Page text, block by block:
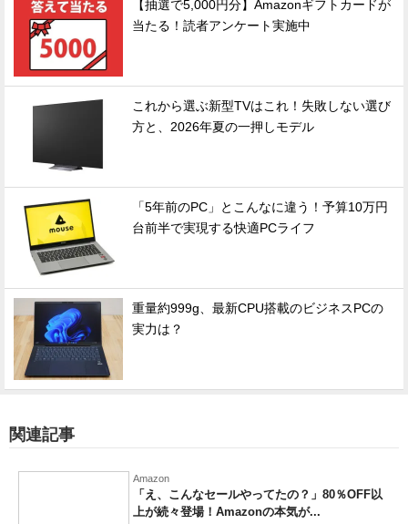
【抽選で5,000円分】Amazonギフトカードが
当たる！読者アンケート実施中
これから選ぶ新型TVはこれ！失敗しない選び
方と、2026年夏の一押しモデル
「5年前のPC」とこんなに違う！予算10万円
台前半で実現する快適PCライフ
重量約999g、最新CPU搭載のビジネスPCの
実力は？
関連記事
Amazon
「え、こんなセールやってたの？」80％OFF以
上が続々登場！Amazonの本気が...